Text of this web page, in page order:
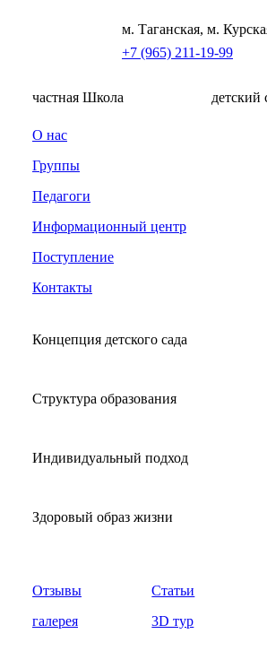
м. Таганская, м.
+7 (965) 211-19-99
частная Школа детский
О нас
Группы
Педагоги
Информационный центр
Поступление
Контакты
Концепция детского сада
Структура образования
Индивидуальный подход
Здоровый образ жизни
Отзывы Статьи
галерея
3D тур